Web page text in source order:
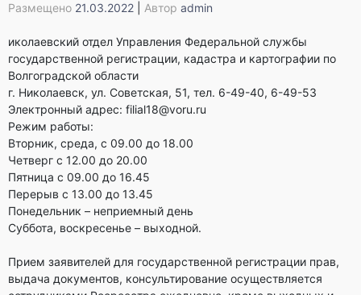
Размещено 21.03.2022 Автор admin
иколаевский отдел Управления Федеральной службы
государственной регистрации, кадастра и картографии по
Волгоградской области
г. Николаевск, ул. Советская, 51, тел. 6-49-40, 6-49-53
Электронный адрес: filial18@voru.ru
Режим работы:
Вторник, среда, с 09.00 до 18.00
Четверг с 12.00 до 20.00
Пятница с 09.00 до 16.45
Перерыв с 13.00 до 13.45
Понедельник – неприемный день
Суббота, воскресенье – выходной.
Прием заявителей для государственной регистрации прав,
выдача документов, консультирование осуществляется